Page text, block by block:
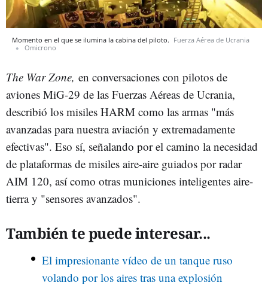
Momento en el que se ilumina la cabina del piloto. Fuerza Aérea de Ucrania
Omicrono
The War Zone, en conversaciones con pilotos de
aviones MiG-29 de las Fuerzas Aéreas de Ucrania,
describió los misiles HARM como las armas "más
avanzadas para nuestra aviación y extremadamente
efectivas". Eso sí, señalando por el camino la necesidad
de plataformas de misiles aire-aire guiados por radar
AIM 120, así como otras municiones inteligentes aire-
tierra y "sensores avanzados".
También te puede interesar...
El impresionante vídeo de un tanque ruso
volando por los aires tras una explosión